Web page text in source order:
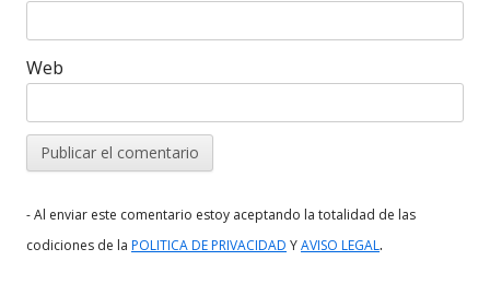
Web
- Al enviar este comentario estoy aceptando la totalidad de las
codiciones de la POLITICA DE PRIVACIDAD YAVISO LEGAL.